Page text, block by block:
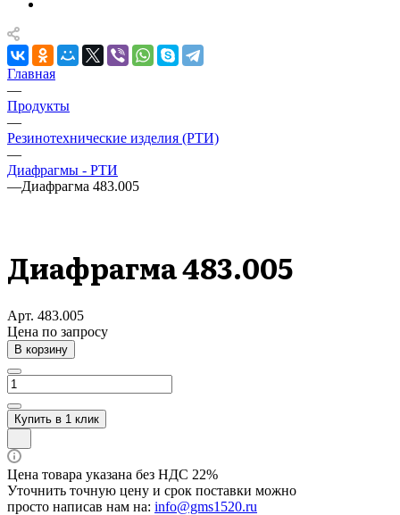
Главная
—
Продукты
—
Резинотехнические изделия (РТИ)
—
Диафрагмы - РТИ
—Диафрагма 483.005
Диафрагма 483.005
Арт. 483.005
Цена по запросу
В корзину
Купить в 1 клик
Цена товара указана без НДС 22%
Уточнить точную цену и срок поставки можно
просто написав нам на: info@gms1520.ru